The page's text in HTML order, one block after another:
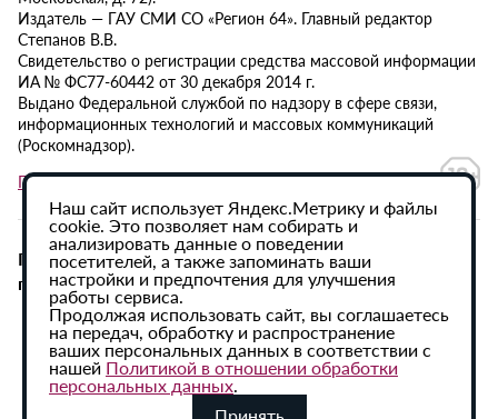
Издатель — ГАУ СМИ СО «Регион 64». Главный редактор
Степанов В.В.
Свидетельство о регистрации средства массовой информации
ИА № ФС77-60442 от 30 декабря 2014 г.
Выдано Федеральной службой по надзору в сфере связи,
информационных технологий и массовых коммуникаций
(Роскомнадзор).
Политика в отношении обработки персональных данных
При использовании материалов сайта активная
гиперссылка на ИА «Регион 64» обязательна.
Наш сайт использует Яндекс.Метрику и файлы
cookie. Это позволяет нам собирать и
анализировать данные о поведении
посетителей, а также запоминать ваши
настройки и предпочтения для улучшения
работы сервиса.
Продолжая использовать сайт, вы соглашаетесь
на передач, обработку и распространение
ваших персональных данных в соответствии с
нашей Политикой в отношении обработки
персональных данных.